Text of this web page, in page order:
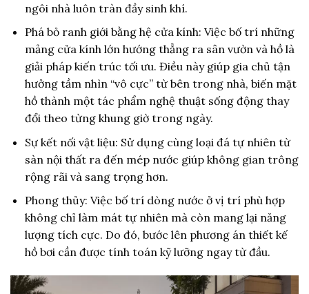
ngôi nhà luôn tràn đầy sinh khí.
Phá bỏ ranh giới bằng hệ cửa kính: Việc bố trí những
mảng cửa kính lớn hướng thẳng ra sân vườn và hồ là
giải pháp kiến trúc tối ưu. Điều này giúp gia chủ tận
hưởng tầm nhìn “vô cực” từ bên trong nhà, biến mặt
hồ thành một tác phẩm nghệ thuật sống động thay
đổi theo từng khung giờ trong ngày.
Sự kết nối vật liệu: Sử dụng cùng loại đá tự nhiên từ
sàn nội thất ra đến mép nước giúp không gian trông
rộng rãi và sang trọng hơn.
Phong thủy: Việc bố trí dòng nước ở vị trí phù hợp
không chỉ làm mát tự nhiên mà còn mang lại năng
lượng tích cực. Do đó, bước lên phương án thiết kế
hồ bơi cần được tính toán kỹ lưỡng ngay từ đầu.